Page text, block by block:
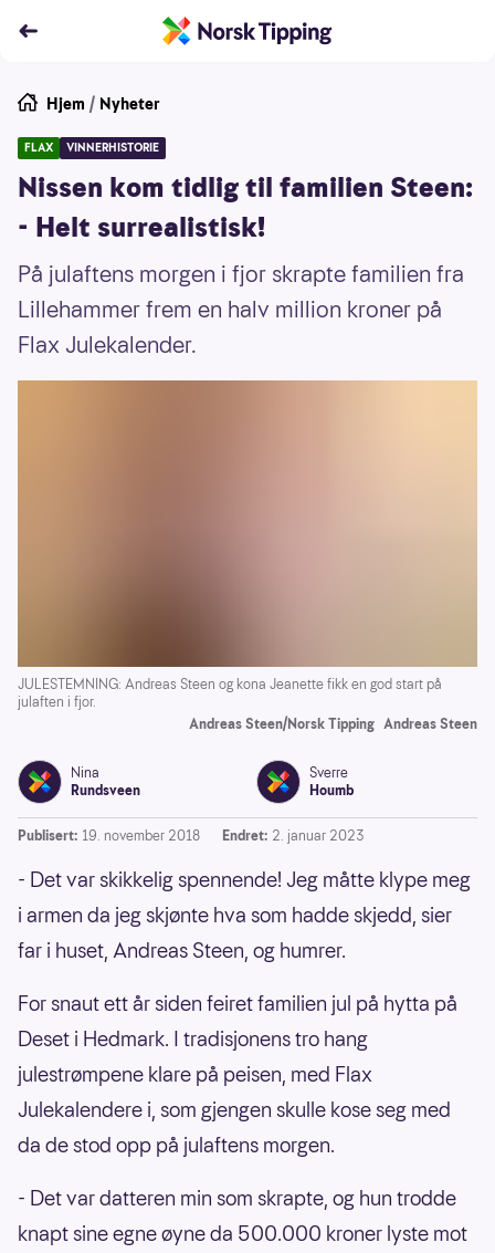
Hjem / Nyheter
FLAX VINNERHISTORIE
Nissen kom tidlig til familien Steen:
- Helt surrealistisk!
På julaftens morgen i fjor skrapte familien fra
Lillehammer frem en halv million kroner på
Flax Julekalender.
JULESTEMNING: Andreas Steen og kona Jeanette fikk en god start på
julaften i fjor.
Andreas Steen/Norsk Tipping Andreas Steen
Nina
Rundsveen
Sverre
Houmb
Publisert: 19. november 2018 Endret: 2. januar 2023
- Det var skikkelig spennende! Jeg måtte klype meg
i armen da jeg skjønte hva som hadde skjedd, sier
far i huset, Andreas Steen, og humrer.
For snaut ett år siden feiret familien jul på hytta på
Deset i Hedmark. I tradisjonens tro hang
julestrømpene klare på peisen, med Flax
Julekalendere i, som gjengen skulle kose seg med
da de stod opp på julaftens morgen.
- Det var datteren min som skrapte, og hun trodde
knapt sine egne øyne da 500.000 kroner lyste mot